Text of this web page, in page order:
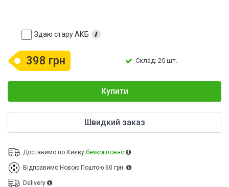
Здаю стару АКБ
398 грн Склад: 20 шт.
Купити
Швидкий заказ
Доставимо по Києву безкоштовно
Відправимо Новою Поштою 60 грн.
Delivery